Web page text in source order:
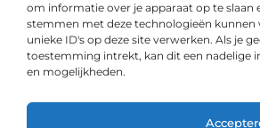
om informatie over je apparaat op te slaan
stemmen met deze technologieën kunnen
unieke ID's op deze site verwerken. Als je
toestemming intrekt, kan dit een nadelige
en mogelijkheden.